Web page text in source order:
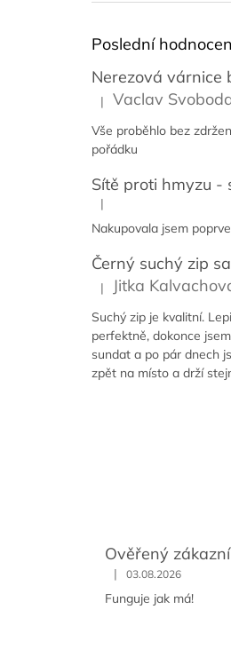
Poslední
Nerezová várnice
Hodnocení produktu je 5
| Vaclav
Vše proběhlo bez
pořádku
Hodnocení produktu je 5
|
Nakupovala jsem
Černý suchý zip
Hodnocení produktu je 5
| Jitka
Suchý zip je kvalitní.
perfektně, dokonce
sundat a po pár dnech
zpět na místo a drží
Ověřený
| 03.08.2026
Funguje jak má!